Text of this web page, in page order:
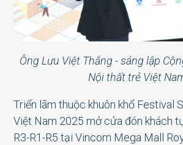
Ông Lưu Việt Thắng - sáng lập
Nội thất trẻ Việt
Triển lãm thuộc khuôn khổ Festival
Việt Nam 2025 mở cửa đón khách
R3-R1-R5 tại Vincom Mega Mall